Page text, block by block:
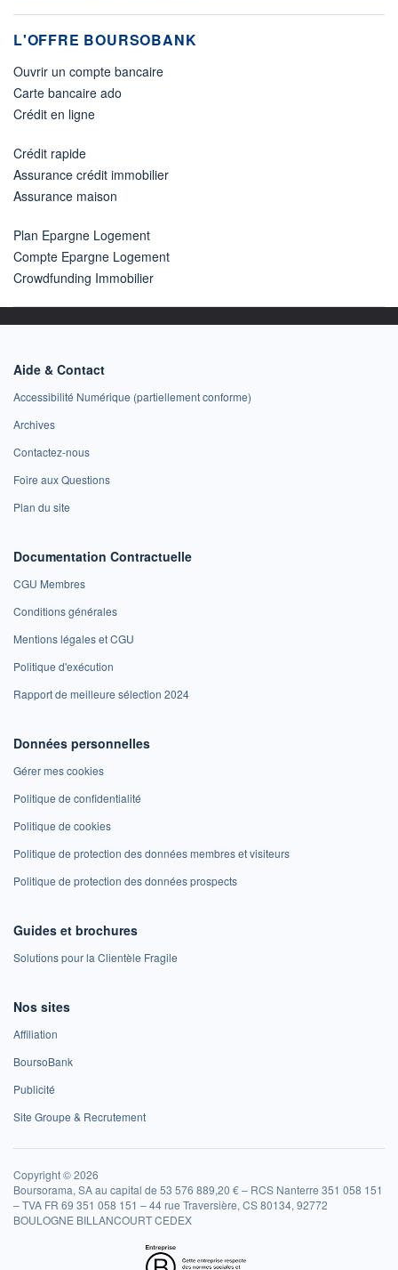
L'OFFRE BOURSOBANK
Ouvrir un compte bancaire
Carte bancaire ado
Crédit en ligne
Crédit rapide
Assurance crédit immobilier
Assurance maison
Plan Epargne Logement
Compte Epargne Logement
Crowdfunding Immobilier
Aide & Contact
Accessibilité Numérique (partiellement conforme)
Archives
Contactez-nous
Foire aux Questions
Plan du site
Documentation Contractuelle
CGU Membres
Conditions générales
Mentions légales et CGU
Politique d'exécution
Rapport de meilleure sélection 2024
Données personnelles
Gérer mes cookies
Politique de confidentialité
Politique de cookies
Politique de protection des données membres et visiteurs
Politique de protection des données prospects
Guides et brochures
Solutions pour la Clientèle Fragile
Nos sites
Affiliation
BoursoBank
Publicité
Site Groupe & Recrutement
Copyright © 2026
Boursorama, SA au capital de 53 576 889,20 € – RCS Nanterre 351 058 151
– TVA FR 69 351 058 151 – 44 rue Traversière, CS 80134, 92772
BOULOGNE BILLANCOURT CEDEX